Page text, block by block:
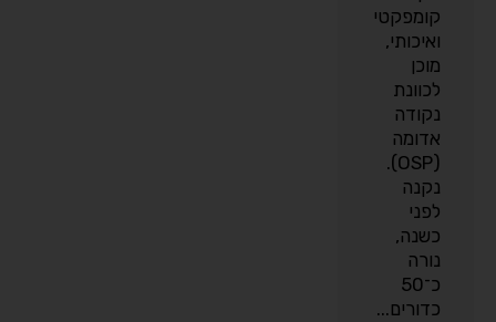
קומפקטי
ואיכותי,
מוכן
לכוונת
נקודה
אדומה
(OSP).
נקנה
לפני
כשנה,
נורה
כ־50
כדורים...